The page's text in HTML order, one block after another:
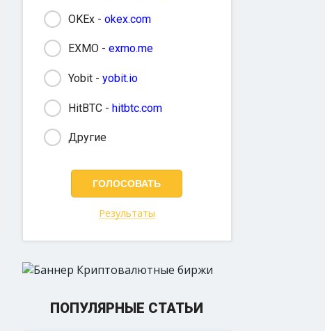
OKEx - okex.com
EXMO - exmo.me
Yobit - yobit.io
HitBTC - hitbtc.com
Другие
Результаты
ПОПУЛЯРНЫЕ СТАТЬИ